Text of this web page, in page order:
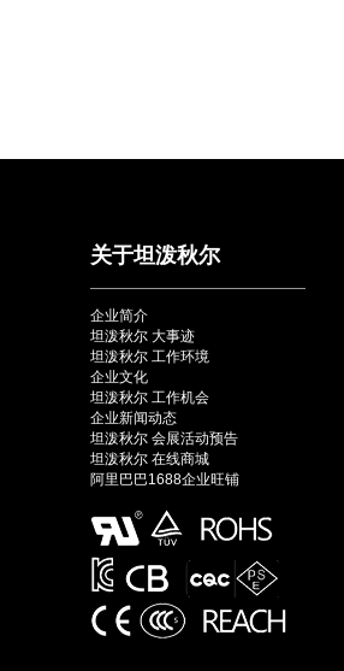
关于坦泼秋尔
企业简介
坦泼秋尔 大事迹
坦泼秋尔 工作环境
企业文化
坦泼秋尔 工作机会
企业新闻动态
坦泼秋尔 会展活动预告
坦泼秋尔 在线商城
阿里巴巴1688企业旺铺